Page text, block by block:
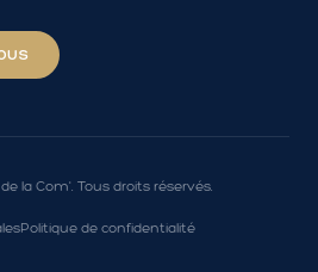
la Com'. Tous droits réservés.
Politique de confidentialité